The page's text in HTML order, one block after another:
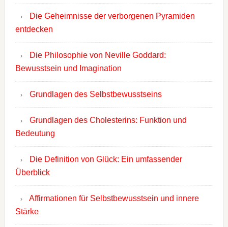
Die Geheimnisse der verborgenen Pyramiden
entdecken
Die Philosophie von Neville Goddard:
Bewusstsein und Imagination
Grundlagen des Selbstbewusstseins
Grundlagen des Cholesterins: Funktion und
Bedeutung
Die Definition von Glück: Ein umfassender
Überblick
Affirmationen für Selbstbewusstsein und innere
Stärke